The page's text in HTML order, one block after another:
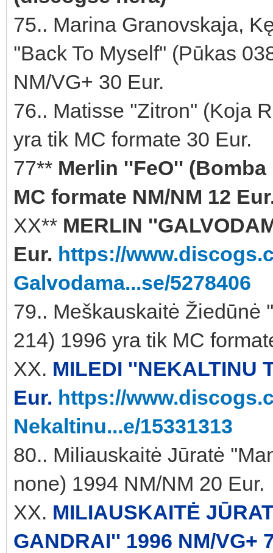
75.. Marina Granovskaja,
''Back To Myself'' (Pūkas
NM/VG+ 30 Eur.
76.. Matisse ''Zitron'' (Koja
yra tik MC formate 30 Eur.
77** Merlin ''FeO''
MC formate NM/NM 12
XX** MERLIN
Eur. https://
Galvodama...se/5278406
79.. Meškauskaitė Žiedūnė
214) 1996 yra tik MC
XX. MILEDI ''NEKALTINU
Eur. https://
Nekaltinu...e/15331313
80.. Miliauskaitė Jūratė
none) 1994 NM/NM 20 Eur.
XX. MILIAUSKAITĖ
GANDRAI'' 1996 NM/VG+